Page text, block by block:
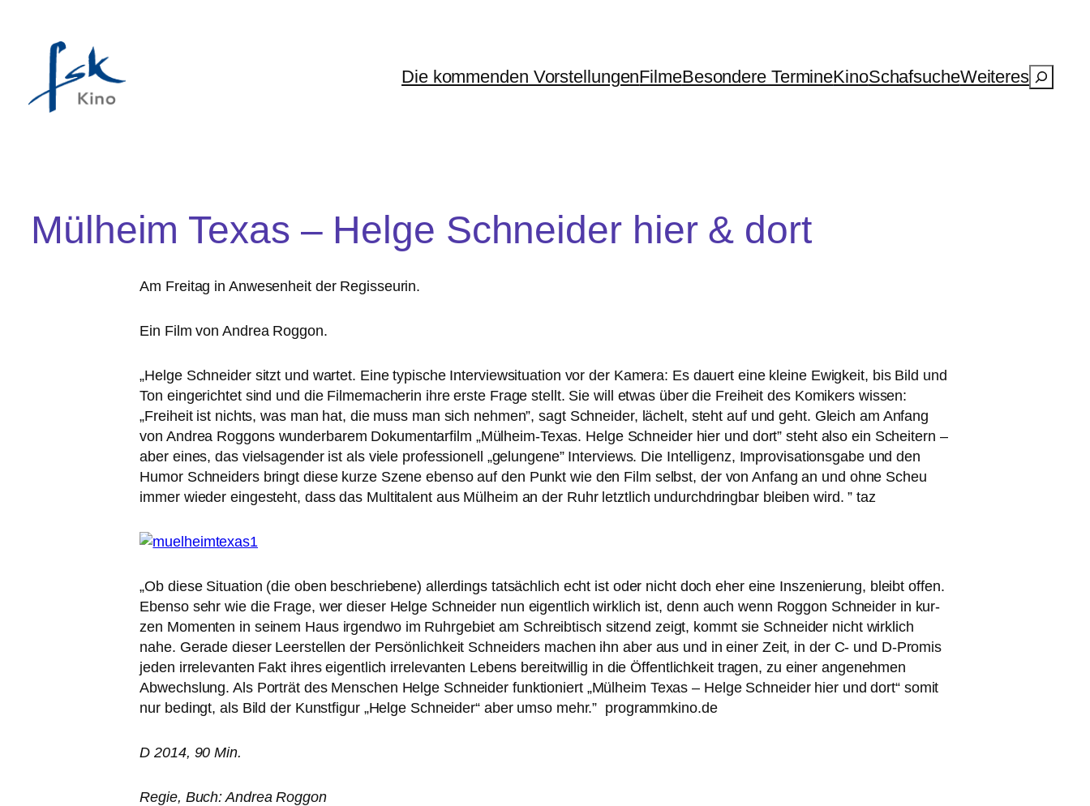
Die kommenden VorstellungenFilmeBesondere TermineKinoSchafsucheWeiteresSuchen
Mülheim Texas – Helge Schneider hier & dort
Am Freitag in Anwesenheit der Regisseurin.
Ein Film von Andrea Roggon.
„Helge Schneider sitzt und war­tet. Eine typi­sche Interviewsituation vor der Kamera: Es dau­ert eine klei­ne Ewigkeit, bis Bild und
Ton ein­ge­rich­tet sind und die Filmemacherin ihre ers­te Frage stellt. Sie will etwas über die Freiheit des Komikers wis­sen:
„Freiheit ist nichts, was man hat, die muss man sich neh­men”, sagt Schneider, lächelt, steht auf und geht. Gleich am Anfang
von Andrea Roggons wun­der­ba­rem Dokumentarfilm „Mülheim-Texas. Helge Schneider hier und dort” steht also ein Scheitern –
aber eines, das viel­sa­gen­der ist als vie­le pro­fes­sio­nell „gelun­ge­ne” Interviews. Die Intelligenz, Improvisationsgabe und den
Humor Schneiders bringt die­se kur­ze Szene eben­so auf den Punkt wie den Film selbst, der von Anfang an und ohne Scheu
immer wie­der ein­ge­steht, dass das Multitalent aus Mülheim an der Ruhr letzt­lich undurch­dring­bar blei­ben wird. ” taz
„Ob die­se Situation (die oben beschrie­be­ne) aller­dings tat­säch­lich echt ist oder nicht doch eher eine Inszenierung, bleibt offen.
Ebenso sehr wie die Frage, wer die­ser Helge Schneider nun eigent­lich wirk­lich ist, denn auch wenn Roggon Schneider in kur­
zen Momenten in sei­nem Haus irgend­wo im Ruhrgebiet am Schreibtisch sit­zend zeigt, kommt sie Schneider nicht wirk­lich
nahe. Gerade die­ser Leerstellen der Persönlichkeit Schneiders machen ihn aber aus und in einer Zeit, in der C- und D‑Promis
jeden irrele­van­ten Fakt ihres eigent­lich irrele­van­ten Lebens bereit­wil­lig in die Öffentlichkeit tra­gen, zu einer ange­neh­men
Abwechslung. Als Porträt des Menschen Helge Schneider funk­tio­niert „Mülheim Texas – Helge Schneider hier und dort“ somit
nur bedingt, als Bild der Kunstfigur „Helge Schneider“ aber umso mehr.” programmkino.de
D 2014, 90 Min.
Regie, Buch: Andrea Roggon